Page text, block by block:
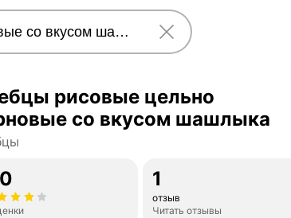
рисовые цельно
со вкусом шашлыка
1
отзыв
Читать отзывы